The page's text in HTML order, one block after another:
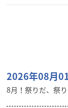
2026年08月
8月！祭りだ、